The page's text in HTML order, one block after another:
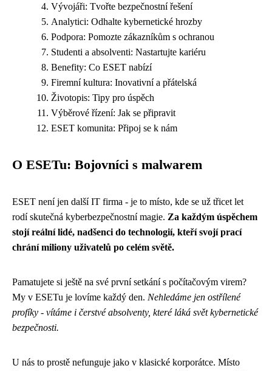
Vývojáři: Tvořte bezpečnostní řešení
Analytici: Odhalte kybernetické hrozby
Podpora: Pomozte zákazníkům s ochranou
Studenti a absolventi: Nastartujte kariéru
Benefity: Co ESET nabízí
Firemní kultura: Inovativní a přátelská
Životopis: Tipy pro úspěch
Výběrové řízení: Jak se připravit
ESET komunita: Připoj se k nám
O ESETu: Bojovníci s malwarem
ESET není jen další IT firma - je to místo, kde se už třicet let
rodí skutečná kyberbezpečnostní magie. Za každým úspěchem
stojí reální lidé, nadšenci do technologií, kteří svojí prací
chrání miliony uživatelů po celém světě.
Pamatujete si ještě na své první setkání s počítačovým virem?
My v ESETu je lovíme každý den. Nehledáme jen ostřílené
profíky - vítáme i čerstvé absolventy, které láká svět kybernetické
bezpečnosti.
U nás to prostě nefunguje jako v klasické korporátce. Místo